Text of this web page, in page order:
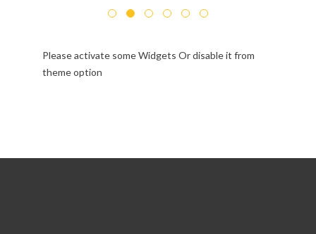
Please activate some Widgets Or disable it from
theme option